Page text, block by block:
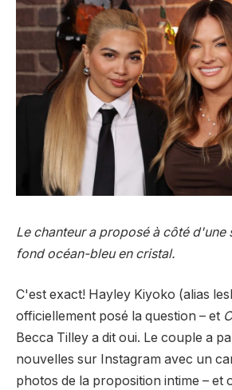
Le chanteur a proposé à côté d'une
fond océan-bleu en cristal.
C'est exact! Hayley Kiyoko (alias
officiellement posé la question – et
Becca Tilley a dit oui. Le couple a
nouvelles sur Instagram avec un
photos de la proposition intime – et